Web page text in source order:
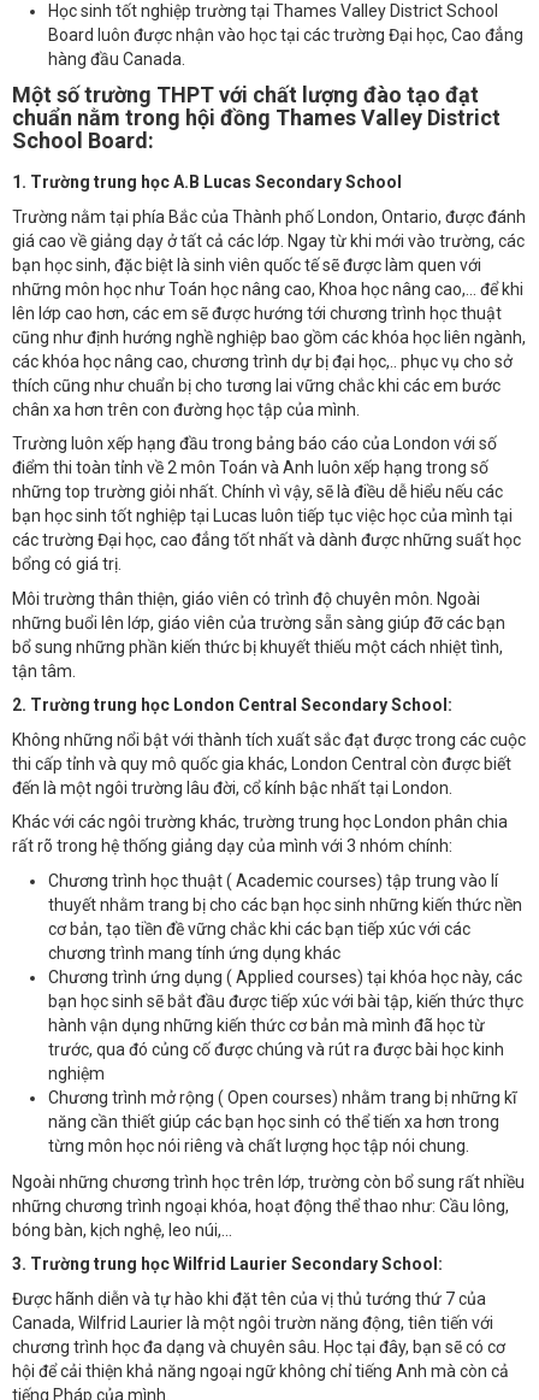
Học sinh tốt nghiệp trường tại Thames Valley District School
Board luôn được nhận vào học tại các trường Đại học, Cao đẳng
hàng đầu Canada.
Một số trường THPT với chất lượng đào tạo đạt
chuẩn nằm trong hội đồng Thames Valley District
School Board:
1. Trường trung học A.B Lucas Secondary School
Trường nằm tại phía Bắc của Thành phố London, Ontario, được đánh
giá cao về giảng dạy ở tất cả các lớp. Ngay từ khi mới vào trường, các
bạn học sinh, đặc biệt là sinh viên quốc tế sẽ được làm quen với
những môn học như Toán học nâng cao, Khoa học nâng cao,... để khi
lên lớp cao hơn, các em sẽ được hướng tới chương trình học thuật
cũng như định hướng nghề nghiệp bao gồm các khóa học liên ngành,
các khóa học nâng cao, chương trình dự bị đại học,.. phục vụ cho sở
thích cũng như chuẩn bị cho tương lai vững chắc khi các em bước
chân xa hơn trên con đường học tập của mình.
Trường luôn xếp hạng đầu trong bảng báo cáo của London với số
điểm thi toàn tỉnh về 2 môn Toán và Anh luôn xếp hạng trong số
những top trường giỏi nhất. Chính vì vậy, sẽ là điều dễ hiểu nếu các
bạn học sinh tốt nghiệp tại Lucas luôn tiếp tục việc học của mình tại
các trường Đại học, cao đẳng tốt nhất và dành được những suất học
bổng có giá trị.
Môi trường thân thiện, giáo viên có trình độ chuyên môn. Ngoài
những buổi lên lớp, giáo viên của trường sẵn sàng giúp đỡ các bạn
bổ sung những phần kiến thức bị khuyết thiếu một cách nhiệt tình,
tận tâm.
2. Trường trung học London Central Secondary School:
Không những nổi bật với thành tích xuất sắc đạt được trong các cuộc
thi cấp tỉnh và quy mô quốc gia khác, London Central còn được biết
đến là một ngôi trường lâu đời, cổ kính bậc nhất tại London.
Khác với các ngôi trường khác, trường trung học London phân chia
rất rõ trong hệ thống giảng dạy của mình với 3 nhóm chính:
Chương trình học thuật ( Academic courses) tập trung vào lí
thuyết nhằm trang bị cho các bạn học sinh những kiến thức nền
cơ bản, tạo tiền đề vững chắc khi các bạn tiếp xúc với các
chương trình mang tính ứng dụng khác
Chương trình ứng dụng ( Applied courses) tại khóa học này, các
bạn học sinh sẽ bắt đầu được tiếp xúc với bài tập, kiến thức thực
hành vận dụng những kiến thức cơ bản mà mình đã học từ
trước, qua đó củng cố được chúng và rút ra được bài học kinh
nghiệm
Chương trình mở rộng ( Open courses) nhằm trang bị những kĩ
năng cần thiết giúp các bạn học sinh có thể tiến xa hơn trong
từng môn học nói riêng và chất lượng học tập nói chung.
Ngoài những chương trình học trên lớp, trường còn bổ sung rất nhiều
những chương trình ngoại khóa, hoạt động thể thao như: Cầu lông,
bóng bàn, kịch nghệ, leo núi,...
3. Trường trung học Wilfrid Laurier Secondary School:
Được hãnh diễn và tự hào khi đặt tên của vị thủ tướng thứ 7 của
Canada, Wilfrid Laurier là một ngôi trườn năng động, tiên tiến với
chương trình học đa dạng và chuyên sâu. Học tại đây, bạn sẽ có cơ
hội để cải thiện khả năng ngoại ngữ không chỉ tiếng Anh mà còn cả
tiếng Pháp của mình.